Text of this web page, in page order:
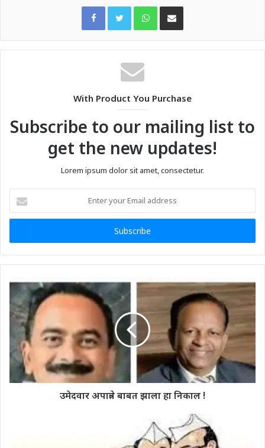
WhatsAppShare via Email
With Product You Purchase
Subscribe to our mailing list to
get the new updates!
Lorem ipsum dolor sit amet, consectetur.
your
Email
उमेदवार अपात्रते बाबत झाला हा निकाल !